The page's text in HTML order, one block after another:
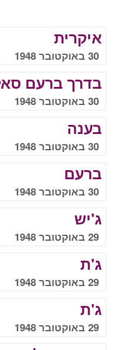
איקרית
30 באוקטובר 1948
בדרך ברעם
30 באוקטובר 1948
בענה
30 באוקטובר 1948
ברעם
30 באוקטובר 1948
ג'יש
29 באוקטובר 1948
ג'ת
29 באוקטובר 1948
ג'ת
29 באוקטובר 1948